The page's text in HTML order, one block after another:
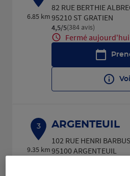
6.85 km
82 RUE BERTHIE
95210 ST GRATIEN
4,5/5Note de 4.5 sur 5
(384 avis)
Fermé aujourd'hui
3
9.35 km
ARGENTEUIL
102 RUE HENRI
95100 ARGENTEUIL
Fermé